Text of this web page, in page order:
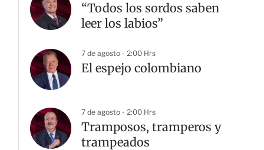
“Todos los sordos saben
leer los labios”
7 de agosto - 2:00 Hrs
El espejo colombiano
7 de agosto - 2:00 Hrs
Tramposos, tramperos y
trampeados